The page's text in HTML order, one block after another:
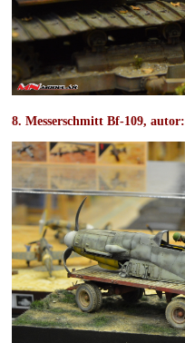
8. Messerschmitt Bf-109, autor: